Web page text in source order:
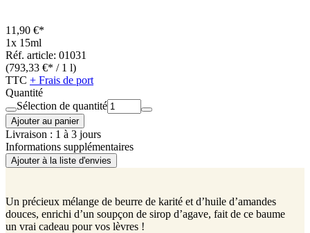
11,90 €*
1x 15ml
Réf. article: 01031
(793,33 €* / 1 l)
TTC + Frais de port
Quantité
Sélection de quantité
Ajouter au panier
Livraison : 1 à 3 jours
Informations supplémentaires
Ajouter à la liste d'envies
Un précieux mélange de beurre de karité et d’huile d’amandes
douces, enrichi d’un soupçon de sirop d’agave, fait de ce baume
un vrai cadeau pour vos lèvres !